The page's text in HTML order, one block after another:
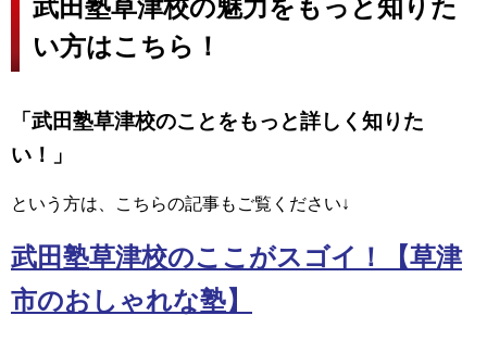
武田塾草津校の魅力をもっと知りた
い方はこちら！
「武田塾草津校のことをもっと詳しく知りた
い！」
という方は、こちらの記事もご覧ください↓
武田塾草津校のここがスゴイ！【草津
市のおしゃれな塾】